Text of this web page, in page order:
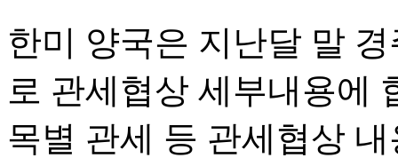
한미 양국은 지난달 말
로 관세협상 세부내용에
목별 관세 등 관세협상